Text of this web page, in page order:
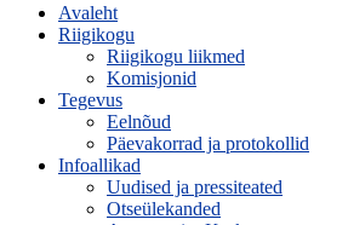
Avaleht
Riigikogu
Riigikogu liikmed
Komisjonid
Tegevus
Eelnõud
Päevakorrad ja protokollid
Infoallikad
Uudised ja pressiteated
Otseülekanded